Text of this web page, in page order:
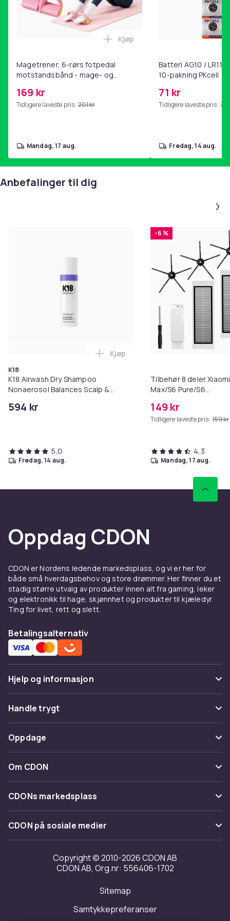
Magetrener, 6-rørs fotpedal
motstandsbånd - mage- og
hjemmegymnastikk Pink
169 kr
Tidligere laveste pris: 201 kr
Legg Magetrener, 6-rørs
Kjøp
mandag, 17 aug.
Batteri AG10 /
10-pakning PKcell
71 kr
Tidligere laveste pris: 76
fredag, 14 aug.
Anbefalinger til dig
K18
K18 Airwash Dry Shampoo
Nonaerosol Balances Scalp &
594 kr
Legg K18 Airwash Dry
Kjøp
5,0
fredag, 14 aug.
-6 %
Tilbehør 8 deler
Max/S6 Pure/S6
149 kr
Tidligere laveste pris: 159 kr
4,3
mandag, 17 aug.
Oppdag CDON
CDON er Nordens ledende markedsplass, og vi er her for
både små hverdagsbehov og store drømmer. Her finner du et
stadig større utvalg av produkter innen alt fra gaming, leker
og elektronikk til hage, skjønnhet og produkter til kjæledyr.
Ting for livet, rett og slett.
Betalingsalternativ
Hjelp og informasjon
Vanlige spørsmål
Spor pakke
Angre & returner her
Kontakt oss
Handle trygt
Betaling
Levering
Tilbakekallinger
Oppdage
Kategorier
Varemerker
Om CDON
Om oss
Kundeanmeldelser
Jobbe på CDON
Investor relations
Tilgjengelighet
CDONs markedsplass
Merchant Help Center
CDON på sosiale medier
Copyright © 2010-2026 CDON AB
CDON AB, Org.nr: 556406-1702
Sitemap
Samtykkepreferanser